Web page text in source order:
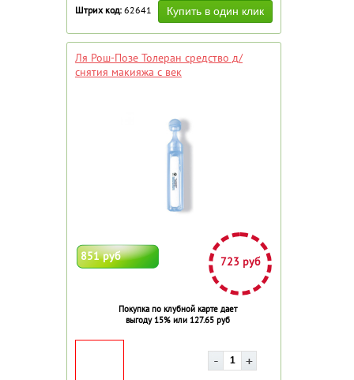
Штрих код: 62641
Ля Рош-Позе Толеран средство д/
снятия макияжа с век
851 руб 723 руб
Покупка по клубной карте дает
выгоду 15% или 127.65 руб